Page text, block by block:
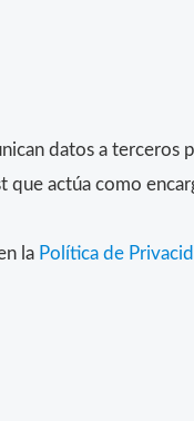
datos a terceros
que actúa como
la Política de